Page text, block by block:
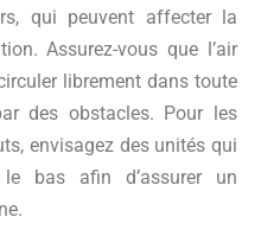
qui peuvent affecter la
Assurez-vous que l’air
librement dans toute
des obstacles. Pour les
envisagez des unités qui
bas afin d’assurer un